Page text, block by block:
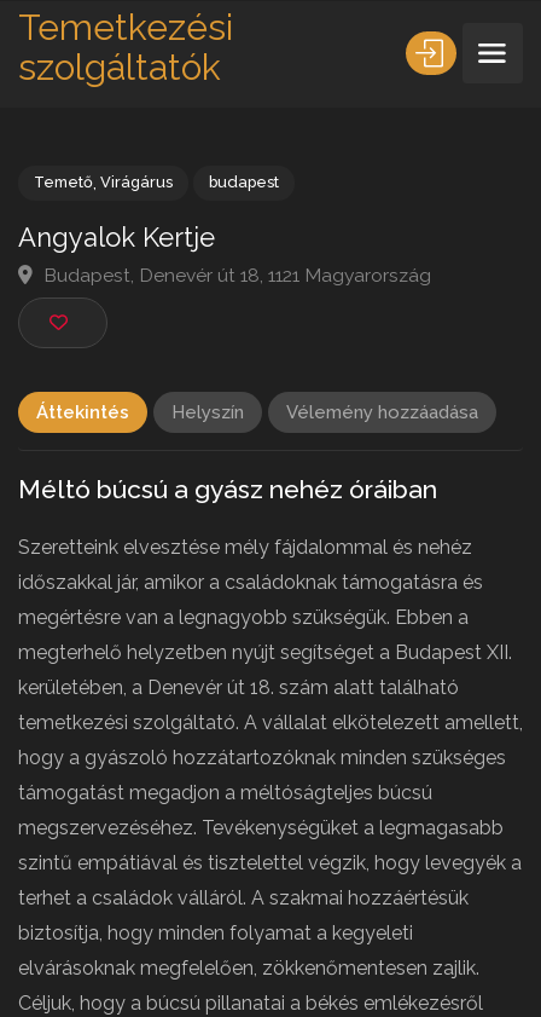
Temetkezési
szolgáltatók
Angyalok Kertje
Budapest, Denevér út 18, 1121 Magyarország
Áttekintés Helyszín Vélemény hozzáadása
Méltó búcsú a gyász nehéz óráiban
Szeretteink elvesztése mély fájdalommal és nehéz
időszakkal jár, amikor a családoknak támogatásra és
megértésre van a legnagyobb szükségük. Ebben a
megterhelő helyzetben nyújt segítséget a Budapest XII.
kerületében, a Denevér út 18. szám alatt található
temetkezési szolgáltató. A vállalat elkötelezett amellett,
hogy a gyászoló hozzátartozóknak minden szükséges
támogatást megadjon a méltóságteljes búcsú
megszervezéséhez. Tevékenységüket a legmagasabb
szintű empátiával és tisztelettel végzik, hogy levegyék a
terhet a családok válláról. A szakmai hozzáértésük
biztosítja, hogy minden folyamat a kegyeleti
elvárásoknak megfelelően, zökkenőmentesen zajlik.
Céljuk, hogy a búcsú pillanatai a békés emlékezésről